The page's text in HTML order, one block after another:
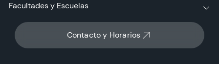
Contacto y Horarios
Facultades y Escuelas